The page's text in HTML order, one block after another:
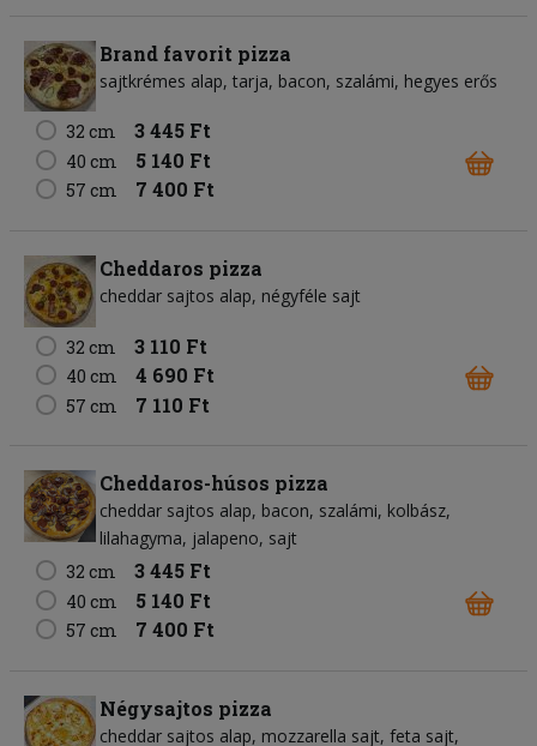
Brand favorit pizza
sajtkrémes alap tarja bacon szalámi hegyes erős
32 cm 3 445 Ft
40 cm 5 140 Ft
57 cm 7 400 Ft
Cheddaros pizza
cheddar sajtos alap négyféle sajt
32 cm 3 110 Ft
40 cm 4 690 Ft
57 cm 7 110 Ft
Cheddaros-húsos pizza
cheddar sajtos alap bacon szalámi kolbász
lilahagyma jalapeno sajt
32 cm
3 445 Ft
40 cm 5 140 Ft
57 cm 7 400 Ft
Négysajtos pizza
cheddar sajtos alap mozzarella sajt feta sajt